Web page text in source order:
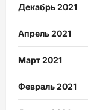
Декабрь 2021
Апрель 2021
Март 2021
Февраль 2021